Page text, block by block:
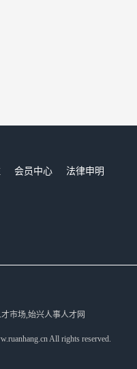
会员中心
法律申明
市场,始兴人事人才网
All rights reserved.